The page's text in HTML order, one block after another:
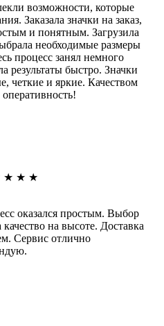
возможности, которые
Заказала значки на заказ,
и понятным. Загрузила
необходимые размеры
процесс занял немного
результаты быстро. Значки
четкие и яркие. Качеством
★ ★ ★
оказался простым. Выбор
на высоте. Доставка
Сервис отлично